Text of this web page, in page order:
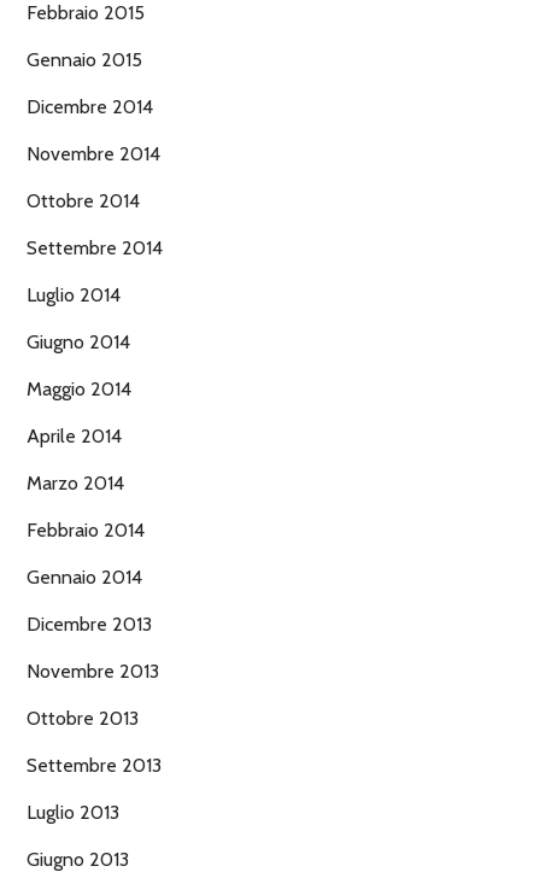
Febbraio 2015
Gennaio 2015
Dicembre 2014
Novembre 2014
Ottobre 2014
Settembre 2014
Luglio 2014
Giugno 2014
Maggio 2014
Aprile 2014
Marzo 2014
Febbraio 2014
Gennaio 2014
Dicembre 2013
Novembre 2013
Ottobre 2013
Settembre 2013
Luglio 2013
Giugno 2013